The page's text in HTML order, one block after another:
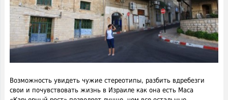
Возможность увидеть чужие стереотипы, разбить вдребезги
свои и почувствовать жизнь в Израиле как она есть Маса